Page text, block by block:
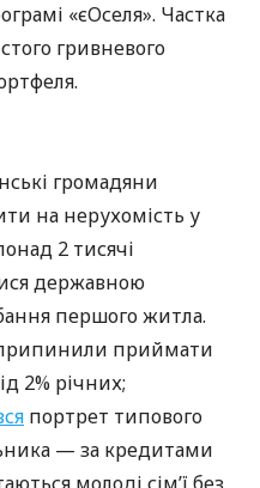
«єОселя». Частка
гривневого
громадяни
на нерухомість у
2 тисячі
державною
першого житла.
приймати
2% річних;
портрет типового
— за кредитами